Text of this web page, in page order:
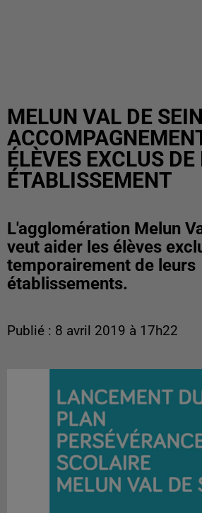
MELUN VAL DE
ÉLÈVES EXCLUS DE
ÉTABLISSEMENT
L'agglomération Melun
veut aider les élèves
temporairement de leurs
établissements.
Publié : 8 avril 2019 à 17h22